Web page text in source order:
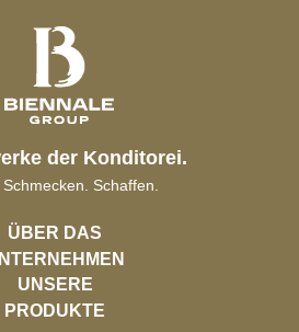
der Konditorei.
Schaffen.
UNSERE
PRODUKTE
ÜBER DAS